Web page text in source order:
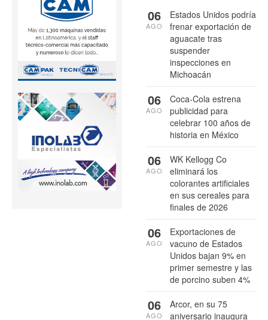
Estados Unidos podría
frenar exportación de
aguacate tras
suspender
inspecciones en
Michoacán
06
AGO
Coca-Cola estrena
publicidad para
celebrar 100 años de
historia en México
06
AGO
WK Kellogg Co
eliminará los
colorantes artificiales
en sus cereales para
finales de 2026
06
AGO
Exportaciones de
vacuno de Estados
Unidos bajan 9% en
primer semestre y las
de porcino suben 4%
06
AGO
Arcor, en su 75
aniversario inaugura
06
AGO